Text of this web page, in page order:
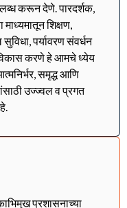
करून देणे. पारदर्शक,
शिक्षण,
पर्यावरण संवर्धन
करणे हे आमचे ध्येय
समृद्ध आणि
उज्ज्वल व प्रगत
प्रशासनाच्या